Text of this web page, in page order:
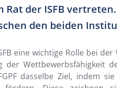
Rat der ISFB
den beiden
eine wichtige Rolle bei
Wettbewerbsfähigkeit
dasselbe Ziel, indem